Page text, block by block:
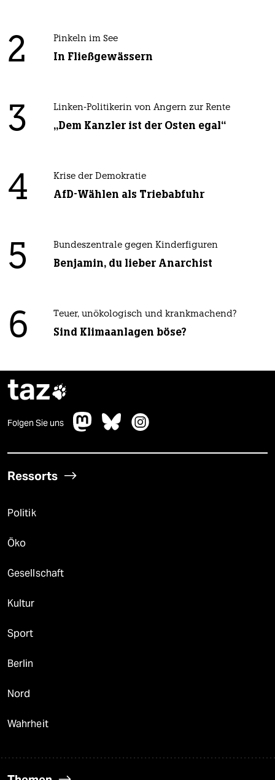
2 Pinkeln im See
In Fließgewässern
3 Linken-Politikerin von Angern zur Rente
„Dem Kanzler ist der Osten egal“
4 Krise der Demokratie
AfD-Wählen als Triebabfuhr
5 Bundeszentrale gegen Kinderfiguren
Benjamin, du lieber Anarchist
6 Teuer, unökologisch und krankmachend?
Sind Klimaanlagen böse?
taz
Folgen Sie uns
Ressorts
Politik
Öko
Gesellschaft
Kultur
Sport
Berlin
Nord
Wahrheit